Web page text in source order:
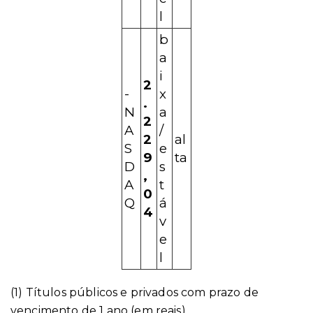
l
-
N
A
S
D
A
Q
2
.
2
2
9
,
0
4
b
a
i
x
a
/
e
s
t
á
v
e
l
al
ta
(1) Títulos públicos e privados com prazo de